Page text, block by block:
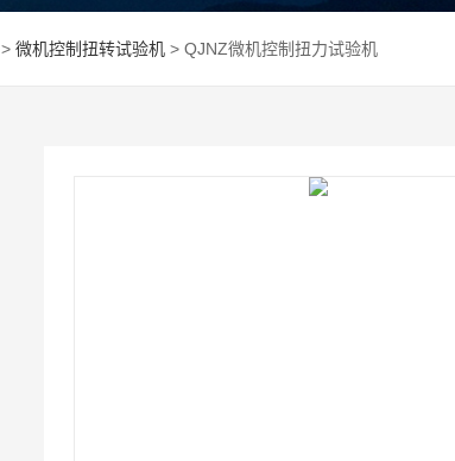
> 微机控制扭转试验机 > QJNZ微机控制扭力试验机